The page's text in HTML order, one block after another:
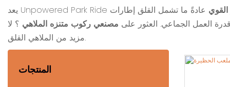
عادةً ما تشمل القلق إطارات
العمل الجماعي. العثور على مصنعي ركوب متنزه الملاهي ؟ لا
مزيد من الملاهي القلق.
المنتجات